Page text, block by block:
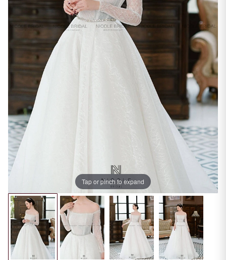
Tap or pinch to expand